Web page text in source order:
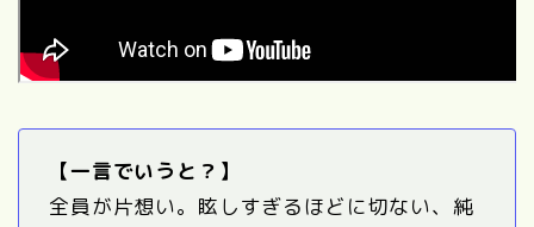
【一言でいうと？】
全員が片想い。眩しすぎるほどに切ない、純